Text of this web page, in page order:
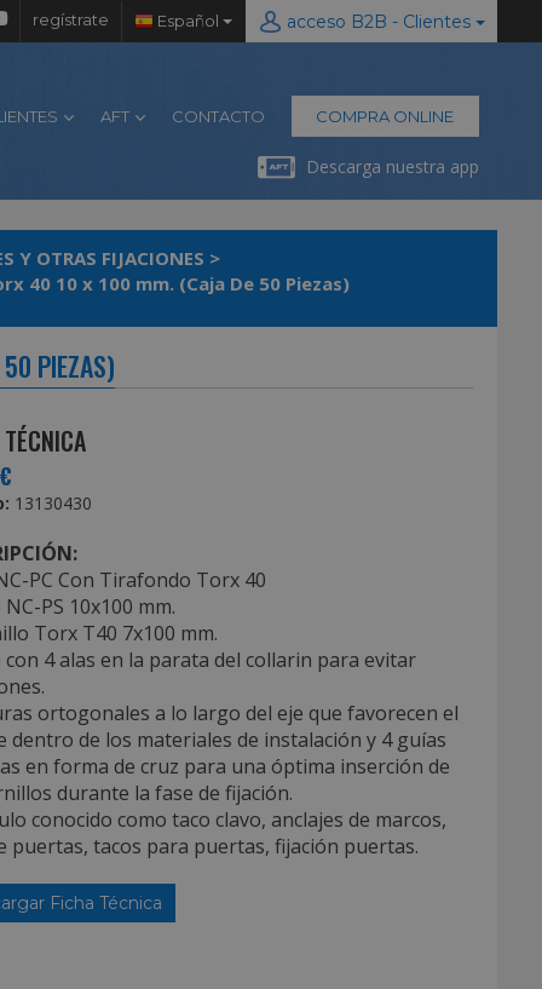
regístrate Español acceso B2B - Clientes
AFT CONTACTO COMPRA ONLINE
Descarga nuestra app
Y OTRAS FIJACIONES >
40 10 x 100 mm. (Caja De 50 Piezas)
PIEZAS)
13130430
PC Con Tirafondo Torx 40
PS 10x100 mm.
Torx T40 7x100 mm.
con 4 alas en la parata del collarin para evitar
ortogonales a lo largo del eje que favorecen el
dentro de los materiales de instalación y 4 guías
en forma de cruz para una óptima inserción de
durante la fase de fijación.
conocido como taco clavo, anclajes de marcos,
puertas, tacos para puertas, fijación puertas.
Ficha Técnica